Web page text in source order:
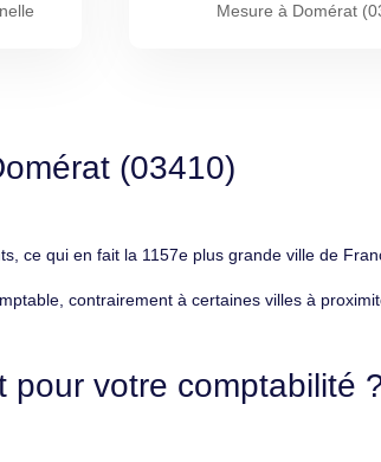
Mesure à Domérat
(03410)
ce qui en fait la 1157e plus grande ville de
contrairement à certaines villes à
pour votre comptabilité